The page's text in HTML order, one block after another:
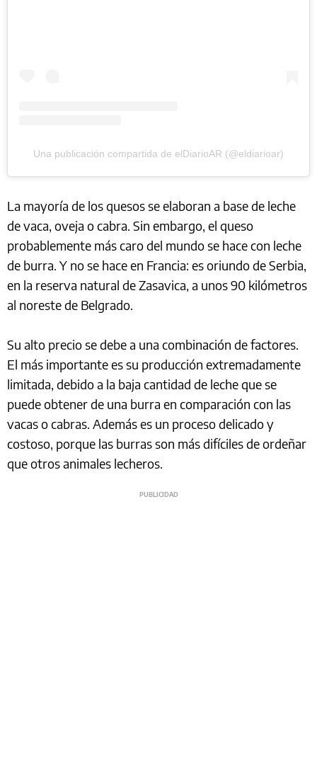
Una publicación compartida de elDiarioAR (@eldiarioar)
La mayoría de los quesos se elaboran a base de leche
de vaca, oveja o cabra. Sin embargo, el queso
probablemente más caro del mundo se hace con leche
de burra. Y no se hace en Francia: es oriundo de Serbia,
en la reserva natural de Zasavica, a unos 90 kilómetros
al noreste de Belgrado.
Su alto precio se debe a una combinación de factores.
El más importante es su producción extremadamente
limitada, debido a la baja cantidad de leche que se
puede obtener de una burra en comparación con las
vacas o cabras. Además es un proceso delicado y
costoso, porque las burras son más difíciles de ordeñar
que otros animales lecheros.